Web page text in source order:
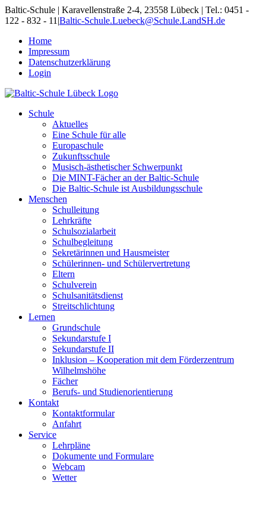
Skip
to
Baltic-Schule | Karavellenstraße 2-4, 23558 Lübeck | Tel.: 0451 -
122 - 832 - 11 |Baltic-Schule.Luebeck@Schule.LandSH.de
Home
Impressum
Datenschutzerklärung
Login
Schule
Aktuelles
Eine Schule für alle
Europaschule
Zukunftsschule
Musisch-ästhetischer Schwerpunkt
Die MINT-Fächer an der Baltic-Schule
Die Baltic-Schule ist Ausbildungsschule
Menschen
Schulleitung
Lehrkräfte
Schulsozialarbeit
Schulbegleitung
Sekretärinnen und Hausmeister
Schülerinnen- und Schülervertretung
Eltern
Schulverein
Schulsanitätsdienst
Streitschlichtung
Lernen
Grundschule
Sekundarstufe I
Sekundarstufe II
Inklusion – Kooperation mit dem Förderzentrum
Wilhelmshöhe
Fächer
Berufs- und Studienorientierung
Kontakt
Kontaktformular
Anfahrt
Service
Lehrpläne
Dokumente und Formulare
Webcam
Wetter